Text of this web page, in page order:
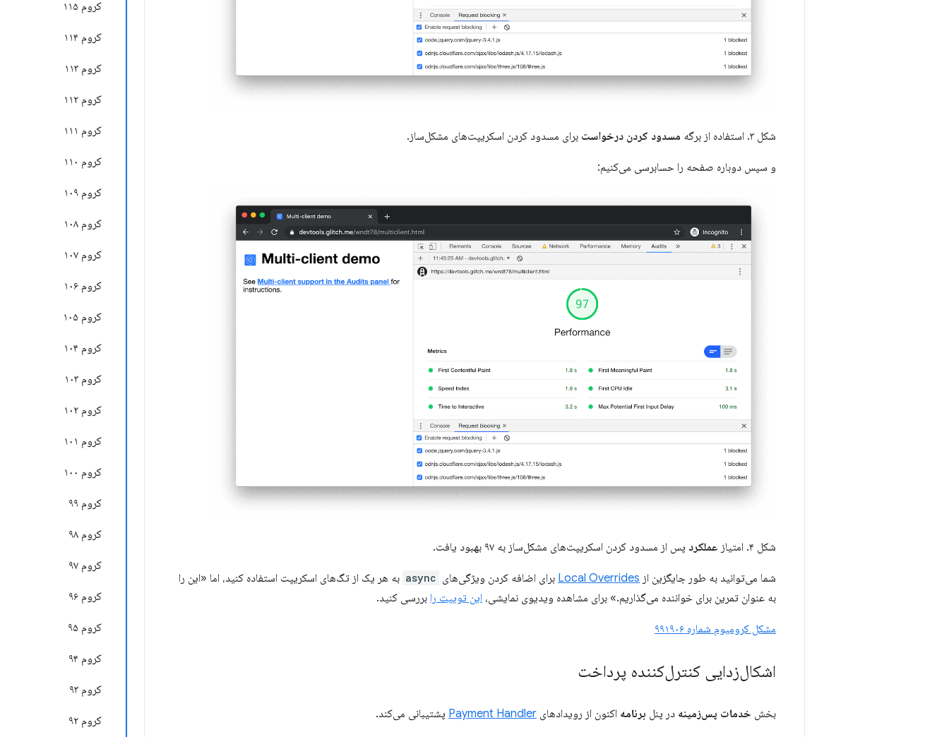
کروم ۱۱۵
کروم ۱۱۴
کروم ۱۱۳
کروم ۱۱۲
کروم ۱۱۱
کروم ۱۱۰
کروم ۱۰۹
کروم ۱۰۸
کروم ۱۰۷
کروم ۱۰۶
کروم ۱۰۵
کروم ۱۰۴
کروم ۱۰۳
کروم ۱۰۲
کروم ۱۰۱
کروم ۱۰۰
کروم ۹۹
کروم ۹۸
کروم ۹۷
کروم ۹۶
کروم ۹۵
کروم ۹۴
کروم ۹۳
کروم ۹۲
شکل ۳. استفاده از برگه مسدود کردن درخواست برای مسدود کردن اسکریپت‌های مشکل‌ساز.
و سپس دوباره صفحه را حسابرسی می‌کنیم:
شکل ۴. امتیاز عملکرد پس از مسدود کردن اسکریپت‌های مشکل‌ساز به ۹۷ بهبود یافت.
شما می‌توانید به طور جایگزین از Local Overrides برای اضافه کردن ویژگی‌های async به هر یک از تگ‌های اسکریپت استفاده کنید، اما «این را
به عنوان تمرین برای خواننده می‌گذاریم.» برای مشاهده ویدیوی نمایشی، این توییت را بررسی کنید.
مشکل کرومیوم شماره ۹۹۱۹۰۶
اشکال‌زدایی کنترل‌کننده پرداخت
بخش خدمات پس‌زمینه در پنل برنامه اکنون از رویدادهای Payment Handler پشتیبانی می‌کند.